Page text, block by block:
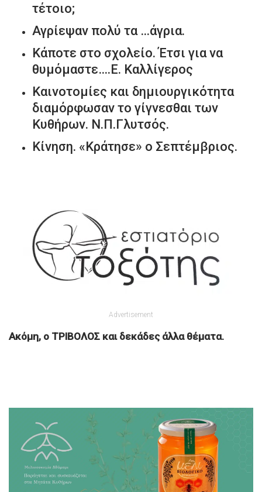
τέτοιο;
Αγρίεψαν πολύ τα …άγρια.
Κάποτε στο σχολείο. Έτσι για να
θυμόμαστε….Ε. Καλλίγερος
Καινοτομίες και δημιουργικότητα
διαμόρφωσαν το γίγνεσθαι των
Κυθήρων. Ν.Π.Γλυτσός.
Κίνηση. «Κράτησε» ο Σεπτέμβριος.
Advertisement
Ακόμη, ο ΤΡΙΒΟΛΟΣ και δεκάδες άλλα θέματα.